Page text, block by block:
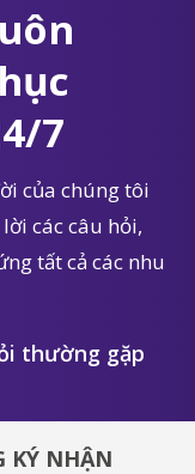
7
của chúng tôi
các câu hỏi,
tất cả các nhu
thường gặp
KÝ NHẬN